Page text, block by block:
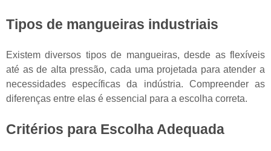
Tipos de mangueiras industriais
Existem diversos tipos de mangueiras, desde as flexíveis
até as de alta pressão, cada uma projetada para atender a
necessidades específicas da indústria. Compreender as
diferenças entre elas é essencial para a escolha correta.
Critérios para Escolha Adequada